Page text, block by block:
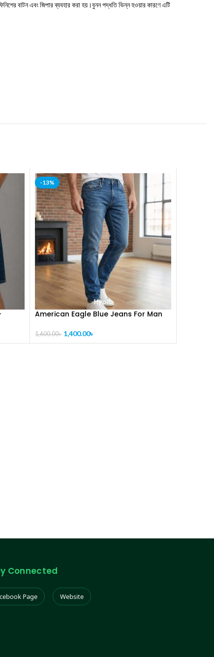
বাটন এবং জিপার ব্যবহার করা হয়।বুনন পদ্ধতি ভিন্ন হওয়ার কারণে এটি
-13%
American Eagle Blue Jeans For Man
1,600.00৳ 1,400.00৳
Connected
Page Website